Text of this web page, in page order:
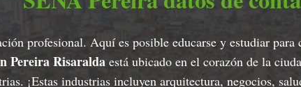
profesional. Aquí es posible educarse y estudiar para
Pereira Risaraldaestá ubicado en el corazón de la
¡Estas industrias incluyen arquitectura, negocios,